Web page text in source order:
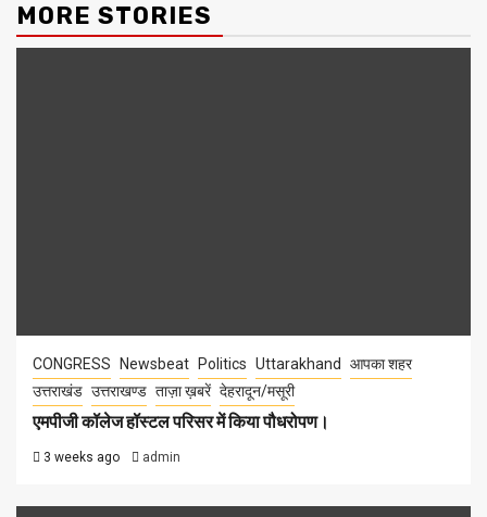
MORE STORIES
CONGRESS Newsbeat Politics Uttarakhand
आपका शहर
उत्तराखंड उत्तराखण्ड ताज़ा ख़बरें देहरादून/मसूरी
एमपीजी कॉलेज हॉस्टल परिसर में किया पौधरोपण।
3 weeks ago admin